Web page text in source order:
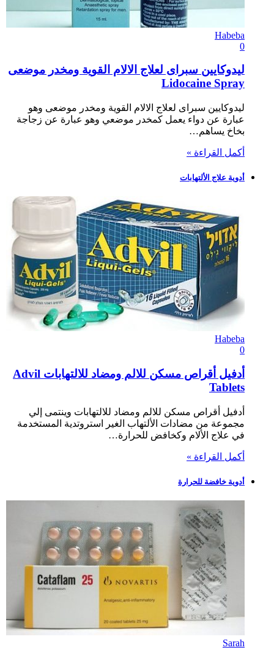
Habeba
0
ليدوكايين سبراى لعلاج الالام القوية ومخدر موضعى
Lidocaine Spray
ليدوكايين سبراى لعلاج الالام القوية ومخدر موضعى وهو
عبارة عن دواء يعمل كمخدر موضعي وهو عبارة عن زجاجة
بخاخ يساهم…
أكمل القراءة »
أدوية علاج الألتهابات
Habeba
0
أدفيل أقراص مسكن للالم ومضاد للالتهابات Advil
Tablets
أدفيل أقراص مسكن للالم ومضاد للالتهابات وينتمى إلي
مجموعة من مضادات الألتهاب الغير استروتدية المستخدمة
في علاج الألام وكخافض للحرارة…
أكمل القراءة »
أدوية خافضة للحرارة
Sarah